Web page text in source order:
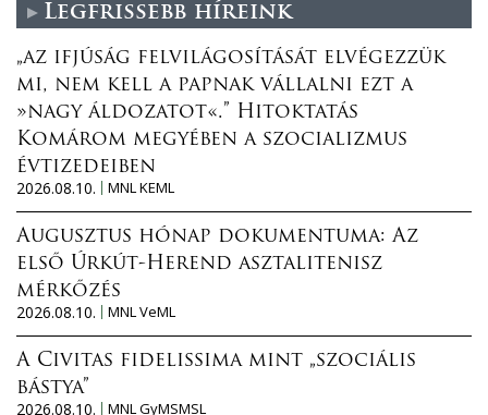
Legfrissebb híreink
„az ifjúság felvilágosítását elvégezzük
mi, nem kell a papnak vállalni ezt a
»nagy áldozatot«.” Hitoktatás
Komárom megyében a szocializmus
évtizedeiben
2026.08.10.
MNL KEML
Augusztus hónap dokumentuma: Az
első Úrkút-Herend asztalitenisz
mérkőzés
2026.08.10.
MNL VeML
A Civitas fidelissima mint „szociális
bástya”
2026.08.10.
MNL GyMSMSL